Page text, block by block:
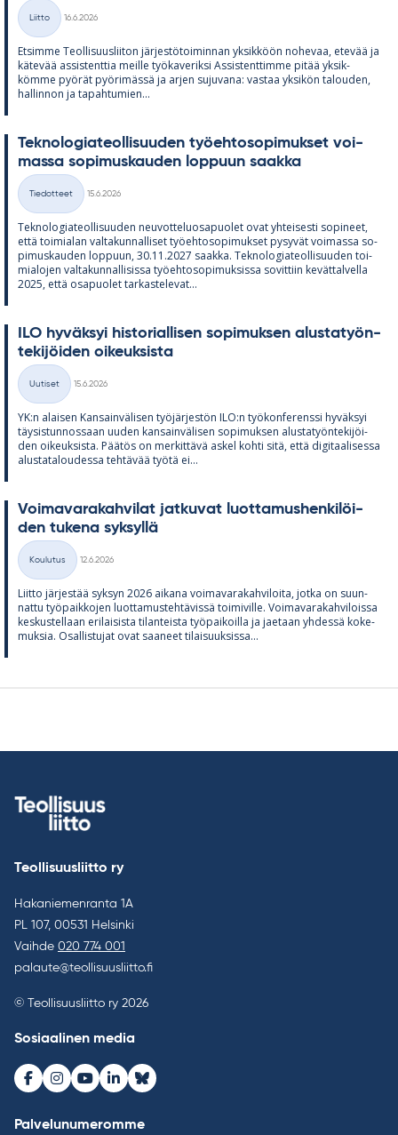
Kategoriat
Liitto
16.6.2026
Et­simme Teol­li­suus­lii­ton jär­jes­tö­toi­min­nan yk­sik­köön no­he­vaa, ete­vää ja
kä­te­vää as­sis­tent­tia meille työ­ka­ve­riksi As­sis­tent­timme pi­tää yk­sik­
kömme pyö­rät pyö­ri­mässä ja ar­jen su­ju­vana: vas­taa yk­si­kön ta­lou­den,
hal­lin­non ja ta­pah­tu­mien...
Tek­no­lo­gia­teol­li­suu­den työ­eh­to­so­pi­muk­set voi­
massa so­pi­mus­kau­den lop­puun saakka
Kategoriat
Tiedotteet
15.6.2026
Tek­no­lo­gia­teol­li­suu­den neu­vot­te­luos­a­puo­let ovat yh­tei­sesti so­pi­neet,
että toi­mia­lan val­ta­kun­nal­li­set työ­eh­to­so­pi­muk­set py­sy­vät voi­massa so­
pi­mus­kau­den lop­puun, 30.11.2027 saakka. Tek­no­lo­gia­teol­li­suu­den toi­
mia­lo­jen val­ta­kun­nal­li­sissa työ­eh­to­so­pi­muk­sissa so­vit­tiin ke­vät­tal­vella
2025, että os­a­puo­let tar­kas­te­le­vat...
ILO hy­väk­syi his­to­rial­li­sen so­pi­muk­sen alus­ta­työn­
te­ki­jöi­den oi­keuk­sista
Kategoriat
Uutiset
15.6.2026
YK:n alai­sen Kan­sain­vä­li­sen työ­jär­jes­tön ILO:n työ­kon­fe­renssi hy­väk­syi
täy­sis­tun­nos­saan uu­den kan­sain­vä­li­sen so­pi­muk­sen alus­ta­työn­te­ki­jöi­
den oi­keuk­sista. Pää­tös on mer­kit­tävä as­kel kohti sitä, että di­gi­taa­li­sessa
alus­ta­ta­lou­dessa teh­tä­vää työtä ei...
Voi­ma­va­ra­kah­vi­lat jat­ku­vat luot­ta­mus­hen­ki­löi­
den tu­kena syk­syllä
Kategoriat
Koulutus
12.6.2026
Liitto jär­jes­tää syk­syn 2026 ai­kana voi­ma­va­ra­kah­vi­loita, jotka on suun­
nattu työ­paik­ko­jen luot­ta­mus­teh­tä­vissä toi­mi­ville. Voi­ma­va­ra­kah­vi­loissa
kes­kus­tel­laan eri­lai­sista ti­lan­teista työ­pai­koilla ja jae­taan yh­dessä ko­ke­
muk­sia. Osal­lis­tu­jat ovat saa­neet ti­lai­suuk­sissa...
Teollisuusliitto ry
Hakaniemenranta 1A
PL 107, 00531 Helsinki
Vaihde 020 774 001
palaute@teollisuusliitto.fi
© Teollisuusliitto ry 2026
Sosiaalinen media
Facebook
Instagram
Youtube
LinkedInBluesky
Palvelunumeromme